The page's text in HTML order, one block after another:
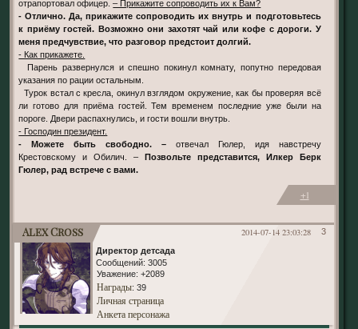
отрапортовал офицер.– Прикажите сопроводить их к Вам?
- Отлично. Да, прикажите сопроводить их внутрь и подготовьтесь
к приёму гостей. Возможно они захотят чай или кофе с дороги. У
меня предчувствие, что разговор предстоит долгий.
- Как прикажете.
Парень развернулся и спешно покинул комнату, попутно передовая
указания по рации остальным.
Турок встал с кресла, окинул взглядом окружение, как бы проверяя всё
ли готово для приёма гостей. Тем временем последние уже были на
пороге. Двери распахнулись, и гости вошли внутрь.
- Господин президент.
- Можете быть свободно. –отвечал Гюлер, идя навстречу
Крестовскому и Обилич. – Позвольте представится, Илкер Берк
Гюлер, рад встрече с вами.
+1
3
2014-07-14 23:03:28
Alex Cross
Директор детсада
Сообщений: 3005
Уважение: +2089
Награды: 39
Личная страница
Анкета персонажа